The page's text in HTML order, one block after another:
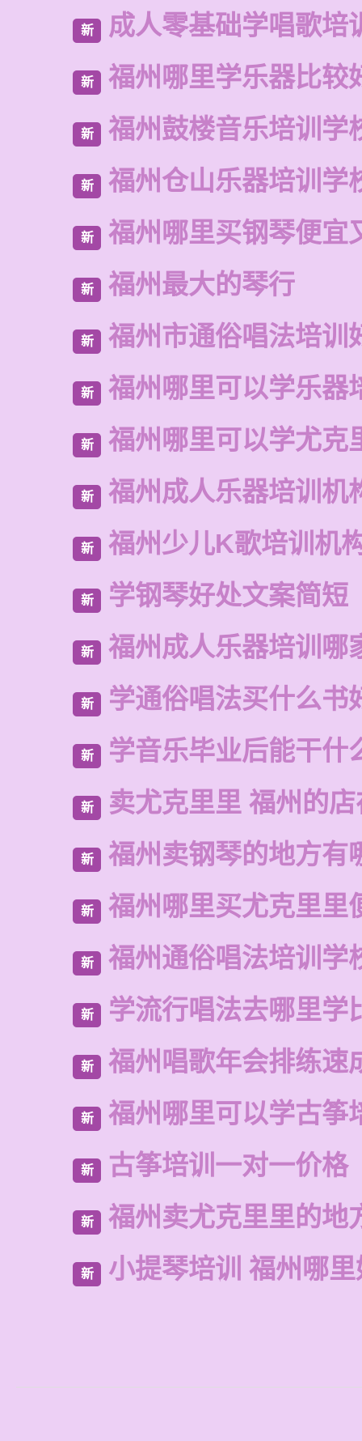
新 成人零基础学唱歌培
新 福州哪里学乐器比较
新 福州鼓楼音乐培训学
新 福州仓山乐器培训学
新 福州哪里买钢琴便宜
新 福州最大的琴行
新 福州市通俗唱法培训
新 福州哪里可以学乐器
新 福州哪里可以学尤克
新 福州成人乐器培训机
新 福州少儿K歌培训机
新 学钢琴好处文案简短
新 福州成人乐器培训哪
新 学通俗唱法买什么书
新 学音乐毕业后能干什
新 卖尤克里里 福州的
新 福州卖钢琴的地方有
新 福州哪里买尤克里里
新 福州通俗唱法培训学
新 学流行唱法去哪里学
新 福州唱歌年会排练速
新 福州哪里可以学古筝
新 古筝培训一对一价格
新 福州卖尤克里里的地
新 小提琴培训 福州哪